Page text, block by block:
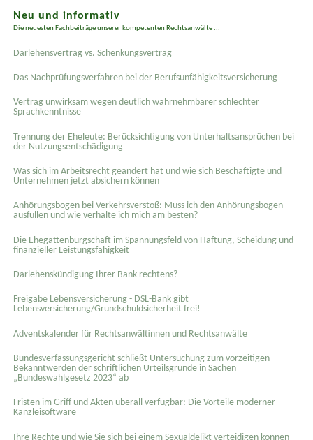
Neu und informativ
Die neuesten Fachbeiträge unserer kompetenten Rechtsanwälte ...
Darlehensvertrag vs. Schenkungsvertrag
Das Nachprüfungsverfahren bei der Berufsunfähigkeitsversicherung
Vertrag unwirksam wegen deutlich wahrnehmbarer schlechter
Sprachkenntnisse
Trennung der Eheleute: Berücksichtigung von Unterhaltsansprüchen bei
der Nutzungsentschädigung
Was sich im Arbeitsrecht geändert hat und wie sich Beschäftigte und
Unternehmen jetzt absichern können
Anhörungsbogen bei Verkehrsverstoß: Muss ich den Anhörungsbogen
ausfüllen und wie verhalte ich mich am besten?
Die Ehegattenbürgschaft im Spannungsfeld von Haftung, Scheidung und
finanzieller Leistungsfähigkeit
Darlehenskündigung Ihrer Bank rechtens?
Freigabe Lebensversicherung - DSL-Bank gibt
Lebensversicherung/Grundschuldsicherheit frei!
Adventskalender für Rechtsanwältinnen und Rechtsanwälte
Bundesverfassungsgericht schließt Untersuchung zum vorzeitigen
Bekanntwerden der schriftlichen Urteilsgründe in Sachen
„Bundeswahlgesetz 2023“ ab
Fristen im Griff und Akten überall verfügbar: Die Vorteile moderner
Kanzleisoftware
Ihre Rechte und wie Sie sich bei einem Sexual­delikt verteidigen können